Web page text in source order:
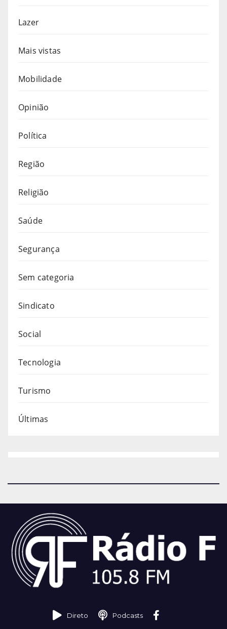
Lazer
Mais vistas
Mobilidade
Opinião
Política
Região
Religião
Saúde
Segurança
Sem categoria
Sindicato
Social
Tecnologia
Turismo
Últimas
Direto Podcasts